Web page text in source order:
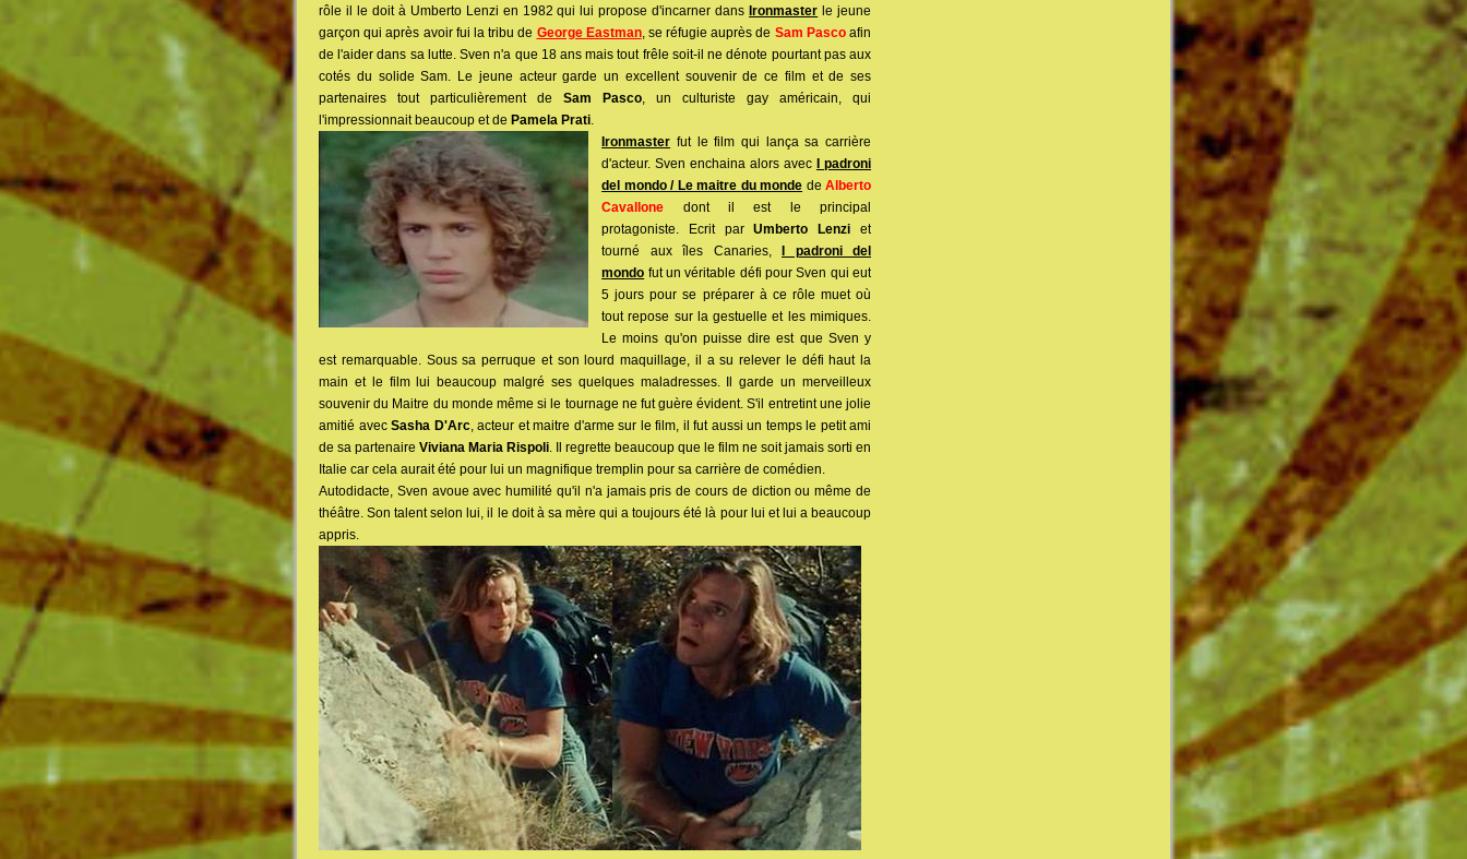
rôle il le doit à Umberto Lenzi en 1982 qui lui propose d'incarner dans Ironmaster le jeune
garçon qui après avoir fui la tribu de George Eastman, se réfugie auprès de Sam Pascoafin
de l'aider dans sa lutte. Sven n'a que 18 ans mais tout frêle soit-il ne dénote pourtant pas aux
cotés du solide Sam. Le jeune acteur garde un excellent souvenir de ce film et de ses
partenaires tout particulièrement de Sam Pasco, un culturiste gay américain, qui
l'impressionnait beaucoup et de Pamela Prati.
Ironmaster fut le film qui lança sa carrière
d'acteur. Sven enchaina alors avec
I padroni
del mondo / Le maitre du monde deAlberto
Cavallone dont il est le principal
protagoniste. Ecrit parUmberto Lenzi et
tourné aux îles Canaries,
I padroni del
mondo fut un véritable défi pour Sven qui eut
5 jours pour se préparer à ce rôle muet où
tout repose sur la gestuelle et les mimiques.
Le moins qu'on puisse dire est que Sven y
est remarquable. Sous sa perruque et son lourd maquillage, il a su relever le défi haut la
main et le film lui beaucoup malgré ses quelques maladresses. Il garde un merveilleux
souvenir du Maitre du monde même si le tournage ne fut guère évident. S'il entretint une jolie
amitié avec Sasha D'Arc, acteur et maitre d'arme sur le film, il fut aussi un temps le petit ami
de sa partenaire Viviana Maria Rispoli. Il regrette beaucoup que le film ne soit jamais sorti en
Italie car cela aurait été pour lui un magnifique tremplin pour sa carrière de comédien.
Autodidacte, Sven avoue avec humilité qu'il n'a jamais pris de cours de diction ou même de
théâtre. Son talent selon lui, il le doit à sa mère qui a toujours été là pour lui et lui a beaucoup
appris.